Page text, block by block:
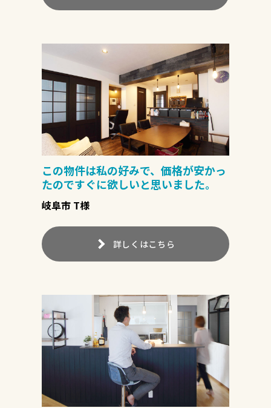
この物件は私の好みで、価格が安かっ
たのですぐに欲しいと思いました。
岐阜市 T様
詳しくはこちら